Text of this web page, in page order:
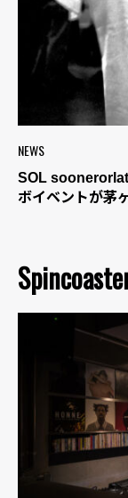
NEWS
SOL
ボイベントが茅